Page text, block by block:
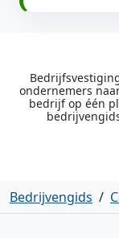
ondernemers
bedrijf op één
Bedrijvengids /